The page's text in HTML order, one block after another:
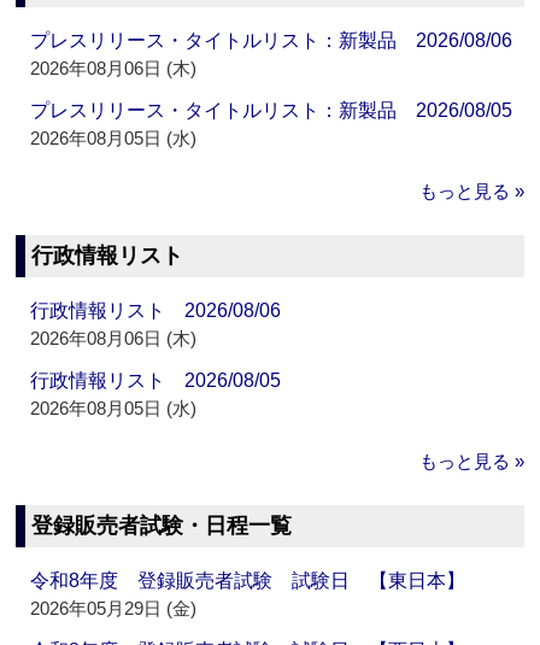
プレスリリース・タイトルリスト：新製品 2026/08/06
2026年08月06日 (木)
プレスリリース・タイトルリスト：新製品 2026/08/05
2026年08月05日 (水)
もっと見る »
行政情報リスト
行政情報リスト 2026/08/06
2026年08月06日 (木)
行政情報リスト 2026/08/05
2026年08月05日 (水)
もっと見る »
登録販売者試験・日程一覧
令和8年度 登録販売者試験 試験日 【東日本】
2026年05月29日 (金)